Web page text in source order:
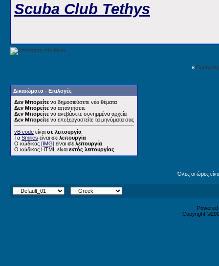
Scuba Club Tethys
«
Δικαιώματα - Επιλογές
Δεν Μπορείτε να δημοσιεύσετε νέα θέματα
Δεν Μπορείτε να απαντήσετε
Δεν Μπορείτε να ανεβάσετε συνημμένα αρχεία
Δεν Μπορείτε να επεξεργαστείτε τα μηνύματα σας
vB code είναι σε λειτουργία
Τα Smilies είναι σε λειτουργία
Ο κώδικας [IMG] είναι σε λειτουργία
Ο κώδικας HTML είναι εκτός λειτουργίας
Όλες οι ώρες
Copyright